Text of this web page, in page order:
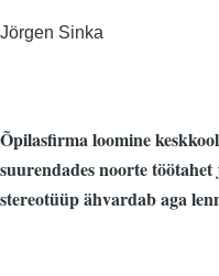
Jörgen Sinka
Õpilasfirma loomine
suurendades noorte
stereotüüp ähvardab aga